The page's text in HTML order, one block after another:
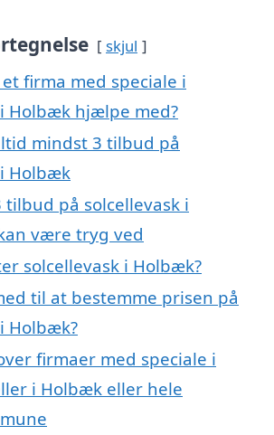
skjul
firma med speciale i
Holbæk hjælpe med?
mindst 3 tilbud på
Holbæk
tilbud på solcellevask i
være tryg ved
solcellevask i Holbæk?
til at bestemme prisen på
Holbæk?
firmaer med speciale i
i Holbæk eller hele